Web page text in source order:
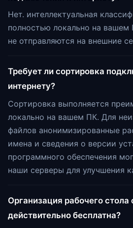
Нет. интеллектуальная
полностью локально на
не отправляются на внешние
Требует ли сортировка
интернету?
Сортировка выполняется
локально на вашем ПК. Для
файлов анонимизированные
имена и сведения о версии
программного обеспечения
наши серверы для улучшения
Организация рабочего стола
действительно бесплатна?